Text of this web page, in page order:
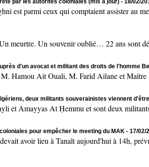
parmi ceux qui comptaient assister au
Un souvenir oublié… 22 ans sont
d'un avocat et militant des droits de l'homme
Ait Ouali, M. Farid Ailane et Maître
deux militants souverainistes viennent
Amayyas At Ḥemmu et sont deux militants
pour empêcher le meeting du MAK - 17/02/
avoir lieu à Tanalt aujourd'hui à 14h,